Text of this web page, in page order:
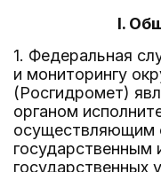
I.
1. Федеральная
и мониторингу
(Росгидромет)
органом
осуществляющим
государственных